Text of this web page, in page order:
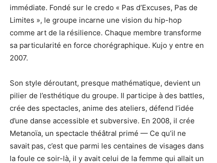
immédiate. Fondé sur le credo « Pas d’Excuses, Pas de
Limites », le groupe incarne une vision du hip-hop
comme art de la résilience. Chaque membre transforme
sa particularité en force chorégraphique. Kujo y entre en
2007.
Son style déroutant, presque mathématique, devient un
pilier de l’esthétique du groupe. Il participe à des battles,
crée des spectacles, anime des ateliers, défend l’idée
d’une danse accessible et subversive. En 2008, il crée
Metanoïa, un spectacle théâtral primé — Ce qu’il ne
savait pas, c’est que parmi les centaines de visages dans
la foule ce soir-là, il y avait celui de la femme qui allait un